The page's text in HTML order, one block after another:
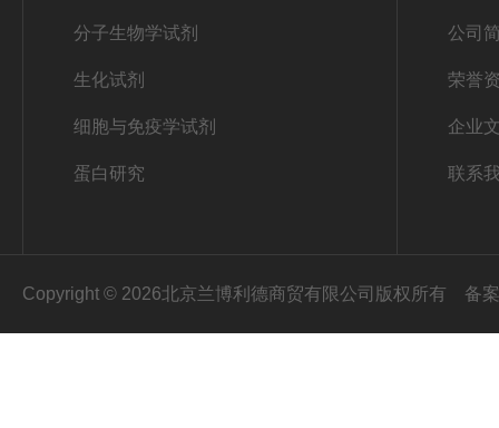
分子生物学试剂
生化试剂
细胞与免疫学试剂
蛋白研究
公司
荣誉
企业
联系
Copyright © 2026北京兰博利德商贸有限公司版权所有 备